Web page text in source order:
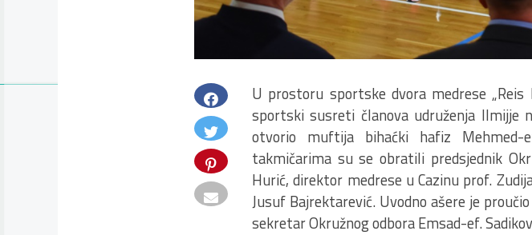
U prostoru sportske dvora medrese „Reis
sportski susreti članova udruženja Ilmijje
otvorio muftija bihaćki hafiz
takmičarima su se obratili predsjednik
Hurić, direktor medrese u Cazinu prof.
Jusuf Bajrektarević. Uvodno ašere je
sekretar Okružnog odbora Emsad-ef.